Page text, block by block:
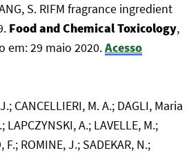
S. RIFM fragrance ingredient
Food and Chemical Toxicology,
em: 29 maio 2020.Acesso
CANCELLIERI, M. A.; DAGLI, Maria
LAPCZYNSKI, A.; LAVELLE, M.;
F.; ROMINE, J.; SADEKAR, N.;